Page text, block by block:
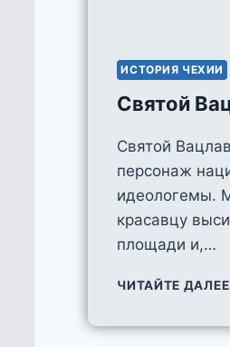
ИСТОРИЯ ЧЕХИИ
Святой
Святой
персонаж
идеологемы.
красавцу
площади и,…
ЧИТАЙТЕ ДАЛЕЕ